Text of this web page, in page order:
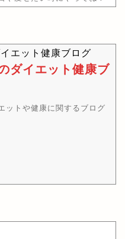
エット健康ブログ
ダイエット健康ブ
ットや健康に関するブログ